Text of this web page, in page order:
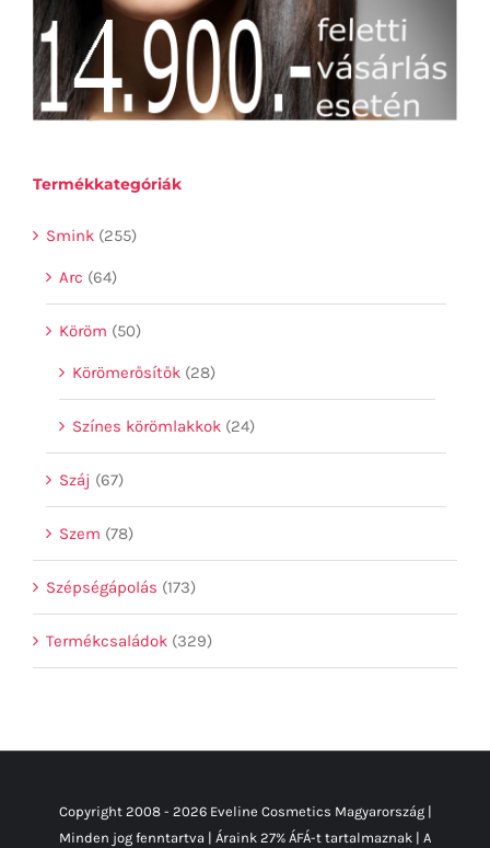
Termékkategóriák
Smink (255)
Arc (64)
Köröm (50)
Körömerősítők (28)
Színes körömlakkok (24)
Száj (67)
Szem (78)
Szépségápolás (173)
Termékcsaládok (329)
Copyright 2008 - 2026 Eveline Cosmetics Magyarország |
Minden jog fenntartva | Áraink 27% ÁFÁ-t tartalmaznak | A